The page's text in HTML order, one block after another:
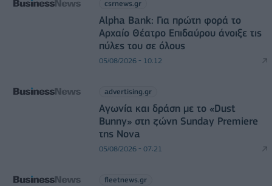
csrnews.gr
Alpha Bank: Για πρώτη φορά το
Αρχαίο Θέατρο Επιδαύρου άνοιξε τις
πύλες του σε όλους
05/08/2026 - 10:12
advertising.gr
Αγωνία και δράση με το «Dust
Bunny» στη ζώνη Sunday Premiere
της Nova
05/08/2026 - 07:21
fleetnews.gr